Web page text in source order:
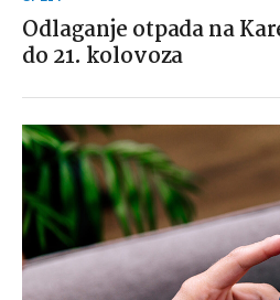
Odlaganje otpada na
do 21. kolovoza